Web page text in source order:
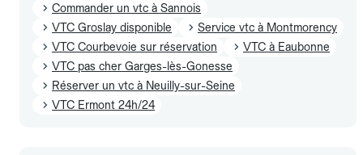
Commander un vtc à Sannois
VTC Groslay disponible
Service vtc à Montmorency
VTC Courbevoie sur réservation
VTC à Eaubonne
VTC pas cher Garges-lès-Gonesse
Réserver un vtc à Neuilly-sur-Seine
VTC Ermont 24h/24